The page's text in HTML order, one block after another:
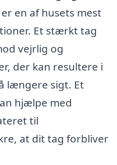
en af husets mest
Et stærkt tag
vejrlig og
der kan resultere i
længere sigt. Et
hjælpe med
til
at dit tag forbliver